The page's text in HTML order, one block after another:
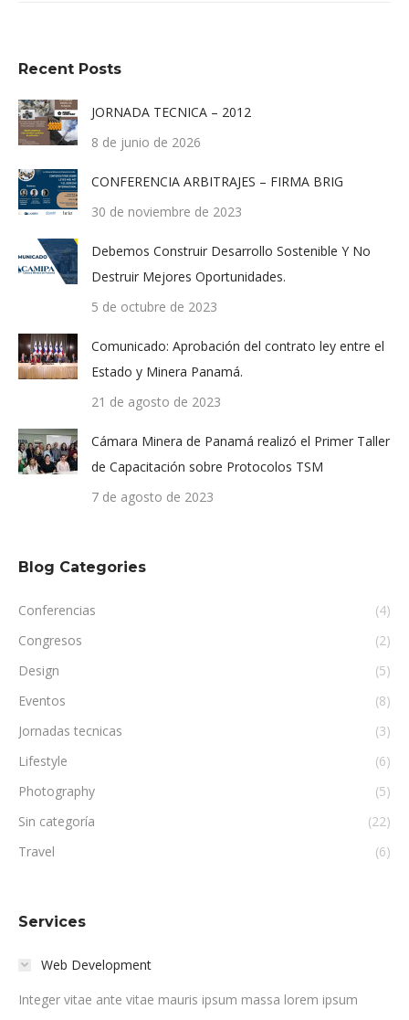
Recent Posts
JORNADA TECNICA – 2012
8 de junio de 2026
CONFERENCIA ARBITRAJES – FIRMA BRIG
30 de noviembre de 2023
Debemos Construir Desarrollo Sostenible Y No
Destruir Mejores Oportunidades.
5 de octubre de 2023
Comunicado: Aprobación del contrato ley entre el
Estado y Minera Panamá.
21 de agosto de 2023
Cámara Minera de Panamá realizó el Primer Taller
de Capacitación sobre Protocolos TSM
7 de agosto de 2023
Blog Categories
Conferencias
(4)
Congresos
(2)
Design
(5)
Eventos
(8)
Jornadas tecnicas
(3)
Lifestyle
(6)
Photography
(5)
Sin categoría
(22)
Travel
(6)
Services
Web Development
Integer vitae ante vitae mauris ipsum massa lorem ipsum